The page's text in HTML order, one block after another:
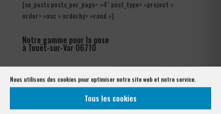
Nous utilisons des cookies pour optimiser notre site web et notre service.
Tous les cookies
[su_posts posts_per_page= »4″ post_type= »project »
order= »asc » orderby= »rand »]
Notre gamme pour la pose
à Touët-sur-Var 06710